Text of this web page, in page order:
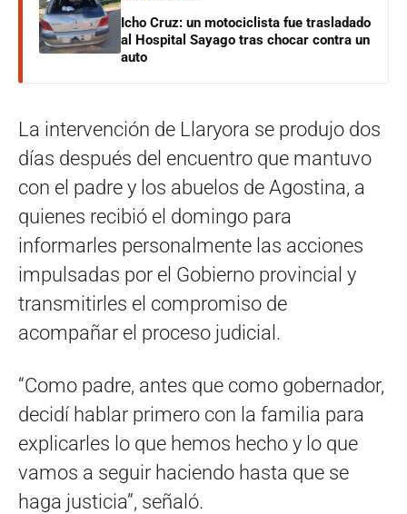
Icho Cruz: un motociclista fue trasladado
al Hospital Sayago tras chocar contra un
auto
La intervención de Llaryora se produjo dos
días después del encuentro que mantuvo
con el padre y los abuelos de Agostina, a
quienes recibió el domingo para
informarles personalmente las acciones
impulsadas por el Gobierno provincial y
transmitirles el compromiso de
acompañar el proceso judicial.
“Como padre, antes que como gobernador,
decidí hablar primero con la familia para
explicarles lo que hemos hecho y lo que
vamos a seguir haciendo hasta que se
haga justicia”, señaló.